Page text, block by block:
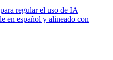
regular el uso de IA
en español y alineado con